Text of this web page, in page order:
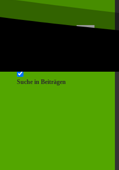
Suche in Beiträgen